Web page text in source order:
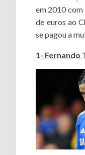
em 2010
de euros ao
se pagou a
1- Fernando